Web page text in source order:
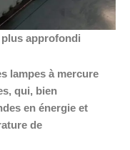
plus approfondi
lampes à mercure
qui, bien
en énergie et
de